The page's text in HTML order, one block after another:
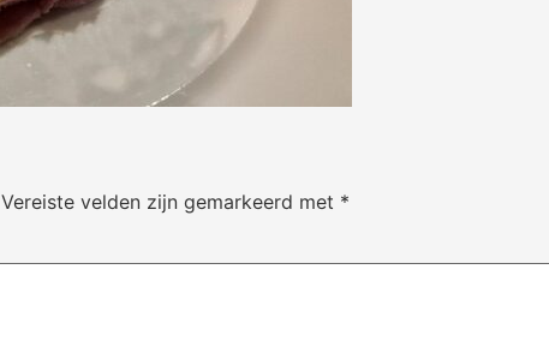
Vereiste velden zijn gemarkeerd met *